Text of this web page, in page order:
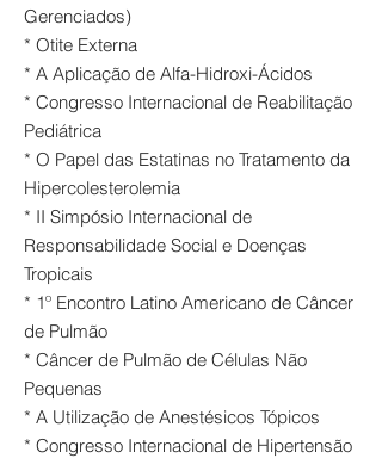
Gerenciados)
* Otite Externa
* A Aplicação de Alfa-Hidroxi-Ácidos
* Congresso Internacional de Reabilitação
Pediátrica
* O Papel das Estatinas no Tratamento da
Hipercolesterolemia
* II Simpósio Internacional de
Responsabilidade Social e Doenças
Tropicais
* 1º Encontro Latino Americano de Câncer
de Pulmão
* Câncer de Pulmão de Células Não
Pequenas
* A Utilização de Anestésicos Tópicos
* Congresso Internacional de Hipertensão